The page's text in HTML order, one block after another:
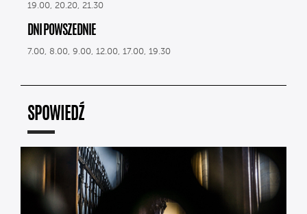
19.00, 20.20, 21.30
DNI POWSZEDNIE
7.00, 8.00, 9.00, 12.00, 17.00, 19.30
SPOWIEDŹ